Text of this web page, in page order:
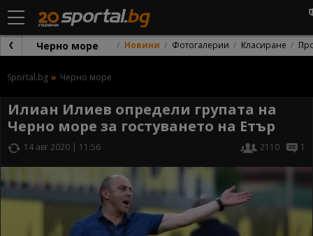
Черно море Новини Фотогалерии Класиране
Sportal.bg Черно море
Илиан Илиев определи групата на
Черно море за гостуването на Етър
14 авг 2020 | 11:56 2110 1